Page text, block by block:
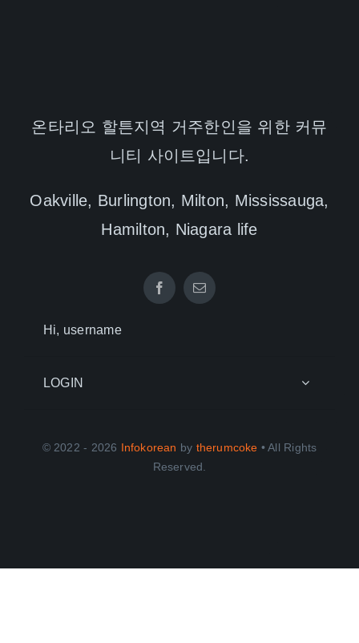
온타리오 할튼지역 거주한인을 위한 커뮤
니티 사이트입니다.
Oakville, Burlington, Milton, Mississauga,
Hamilton, Niagara life
Hi, username
LOGIN
© 2022 - 2026 Infokorean by therumcoke • All Rights
Reserved.